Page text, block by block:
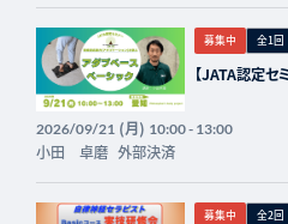
募集中 全1回
【JATA認定セ
2026/09/21(月) 10:00 - 13:00
小田 卓磨 外部決済
募集中 全2回